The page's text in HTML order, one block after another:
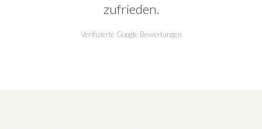
zufrieden.
Verifizierte Google Bewertungen